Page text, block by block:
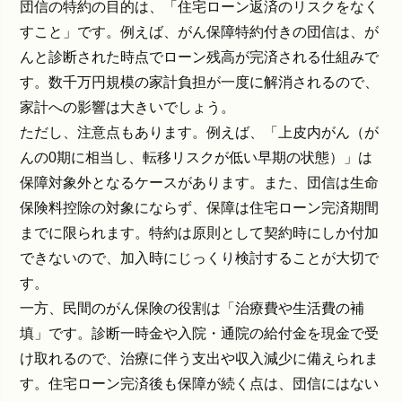
団信の特約の目的は、「住宅ローン返済のリスクをなく
すこと」です。例えば、がん保障特約付きの団信は、が
んと診断された時点でローン残高が完済される仕組みで
す。数千万円規模の家計負担が一度に解消されるので、
家計への影響は大きいでしょう。
ただし、注意点もあります。例えば、「上皮内がん（が
んの0期に相当し、転移リスクが低い早期の状態）」は
保障対象外となるケースがあります。また、団信は生命
保険料控除の対象にならず、保障は住宅ローン完済期間
までに限られます。特約は原則として契約時にしか付加
できないので、加入時にじっくり検討することが大切で
す。
一方、民間のがん保険の役割は「治療費や生活費の補
填」です。診断一時金や入院・通院の給付金を現金で受
け取れるので、治療に伴う支出や収入減少に備えられま
す。住宅ローン完済後も保障が続く点は、団信にはない